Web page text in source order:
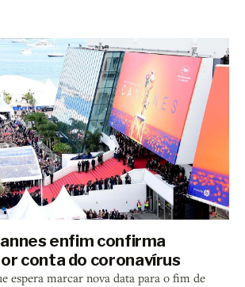
enfim confirma
conta do coronavírus
espera marcar nova data para o fim de